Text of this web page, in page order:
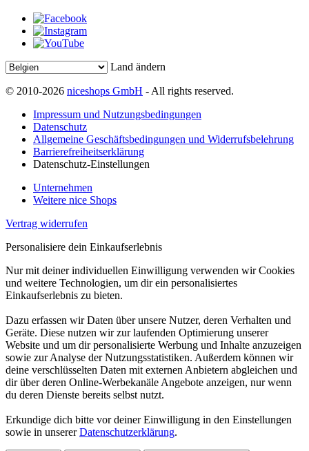
Land ändern
© 2010-2026 niceshops GmbH - All rights reserved.
Impressum und Nutzungsbedingungen
Datenschutz
Allgemeine Geschäftsbedingungen und Widerrufsbelehrung
Barrierefreiheitserklärung
Datenschutz-Einstellungen
Unternehmen
Weitere nice Shops
Vertrag widerrufen
Personalisiere dein Einkaufserlebnis
Nur mit deiner individuellen Einwilligung verwenden wir Cookies
und weitere Technologien, um dir ein personalisiertes
Einkaufserlebnis zu bieten.
Dazu erfassen wir Daten über unsere Nutzer, deren Verhalten und
Geräte. Diese nutzen wir zur laufenden Optimierung unserer
Website und um dir personalisierte Werbung und Inhalte anzuzeigen
sowie zur Analyse der Nutzungsstatistiken. Außerdem können wir
deine verschlüsselten Daten mit externen Anbietern abgleichen und
dir über deren Online-Werbekanäle Angebote anzeigen, nur wenn
du deren Dienste bereits selbst nutzt.
Erkundige dich bitte vor deiner Einwilligung in den Einstellungen
sowie in unsererDatenschutzerklärung.